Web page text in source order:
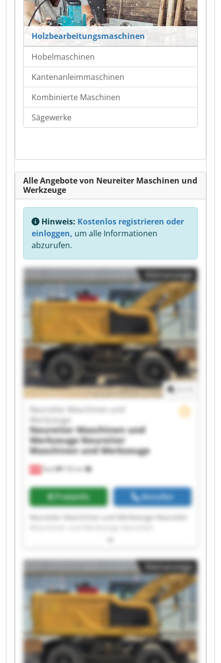
Holzbearbeitungsmaschinen
Hobelmaschinen
Kantenanleimmaschinen
Kombinierte Maschinen
Sägewerke
Alle Angebote von Neureiter Maschinen und
Werkzeuge
Hinweis: Kostenlos registrieren oder
einloggen, um alle Informationen
abzurufen.
Kleinanzeige
Kuchl 105 km
Neureiter Maschinen und
Werkzeuge
Neureiter Maschinen und
WerkzeugeNeureiter
Maschinen und Werkzeuge
Preisinfo Anrufen
Neureiter Maschinen und Werkzeuge Neureiter
Maschinen und Werkzeuge Neureiter
Maschinen und Werkzeuge Neureiter
Maschinen und Werkzeuge Neureiter
Maschinen und Werkzeuge Neureiter
Maschinen und Werkzeuge Neureiter
Maschinen und Werkzeuge Neureiter
Maschinen und Werkzeuge Neureiter
Maschinen und Werkzeuge Neureiter
Maschinen und Werkzeuge Neureiter
Maschinen und Werkzeuge Neureiter
Kleinanzeige